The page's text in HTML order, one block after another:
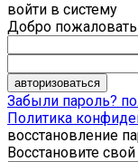
войти в систему
Добро
Забыли пароль?
Политика
восстановление
Восстановите